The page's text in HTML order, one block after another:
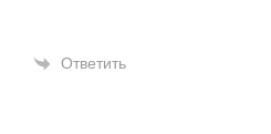
Ответить